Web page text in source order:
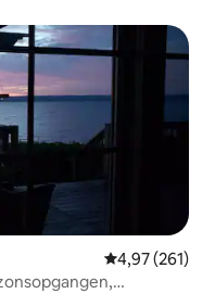
Gemiddelde
4,97 (261)